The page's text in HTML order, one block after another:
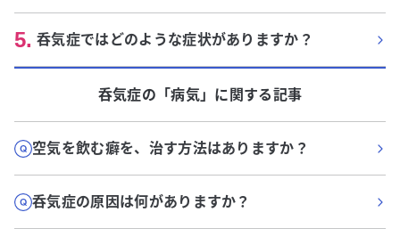
5. 呑気症ではどのような症状がありますか？
呑気症の「病気」に関する記事
空気を飲む癖を、治す方法はありますか？
呑気症の原因は何がありますか？